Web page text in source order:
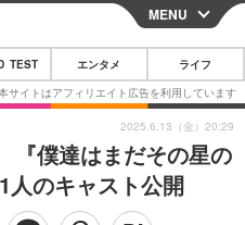
CLOSE
スマートフォン
MENU
TEST エンタメ ライフ
『僕達はまだその星の
人のキャスト公開
2025.6.13（金）20:29